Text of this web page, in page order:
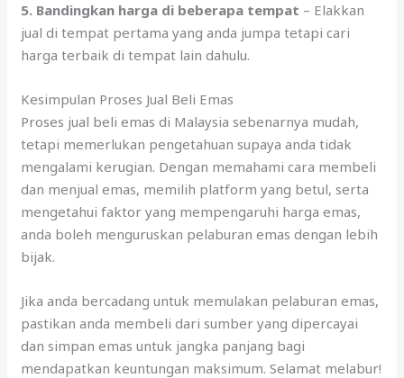
5. Bandingkan harga di beberapa tempat – Elakkan
jual di tempat pertama yang anda jumpa tetapi cari
harga terbaik di tempat lain dahulu.
Kesimpulan Proses Jual Beli Emas
Proses jual beli emas di Malaysia sebenarnya mudah,
tetapi memerlukan pengetahuan supaya anda tidak
mengalami kerugian. Dengan memahami cara membeli
dan menjual emas, memilih platform yang betul, serta
mengetahui faktor yang mempengaruhi harga emas,
anda boleh menguruskan pelaburan emas dengan lebih
bijak.
Jika anda bercadang untuk memulakan pelaburan emas,
pastikan anda membeli dari sumber yang dipercayai
dan simpan emas untuk jangka panjang bagi
mendapatkan keuntungan maksimum. Selamat melabur!